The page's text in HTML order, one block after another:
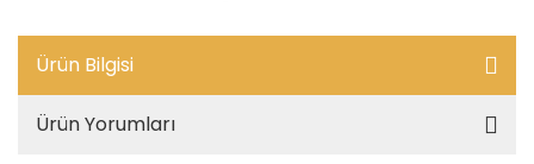
Ürün Bilgisi
Ürün Yorumları